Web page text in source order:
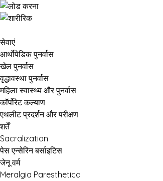
सेवाएं
आर्थोपेडिक पुनर्वास
खेल पुनर्वास
वृद्धावस्था पुनर्वास
महिला स्वास्थ्य और पुनर्वास
कॉर्पोरेट कल्याण
एथलीट प्रदर्शन और परीक्षण
शर्तें
Sacralization
पेस एन्सेरिन बर्साइटिस
जेनू वर्म
Meralgia Paresthetica